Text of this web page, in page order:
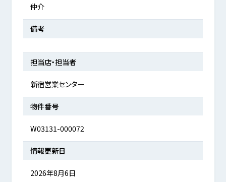
仲介
備考
担当店・担当者
新宿営業センター
物件番号
W03131-000072
情報更新日
2026年8月6日